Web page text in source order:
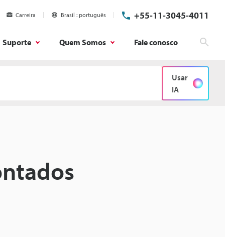
Carreira Brasil português +55-11-3045-4011
Suporte Quem Somos Fale conosco
Usar
IA